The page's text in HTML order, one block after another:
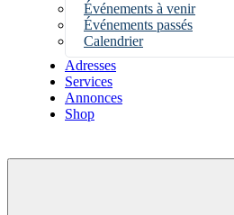
Événements à venir
Événements passés
Calendrier
Adresses
Services
Annonces
Shop